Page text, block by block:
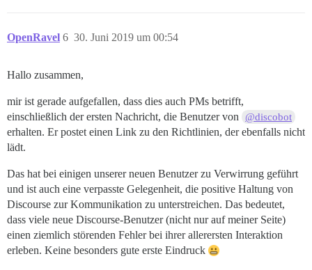
OpenRavel 30. Juni 2019 um 00:54
6
Hallo zusammen,
mir ist gerade aufgefallen, dass dies auch PMs betrifft,
einschließlich der ersten Nachricht, die Benutzer von
@discobot
erhalten. Er postet einen Link zu den Richtlinien, der ebenfalls nicht
lädt.
Das hat bei einigen unserer neuen Benutzer zu Verwirrung geführt
und ist auch eine verpasste Gelegenheit, die positive Haltung von
Discourse zur Kommunikation zu unterstreichen. Das bedeutet,
dass viele neue Discourse-Benutzer (nicht nur auf meiner Seite)
einen ziemlich störenden Fehler bei ihrer allerersten Interaktion
erleben. Keine besonders gute erste Eindruck